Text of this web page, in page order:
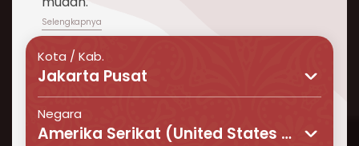
Kota / Kab.
Jakarta Pusat
Negara
Amerika Serikat (United States of America)